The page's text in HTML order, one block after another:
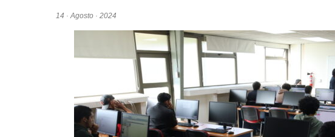
14 · Agosto · 2024